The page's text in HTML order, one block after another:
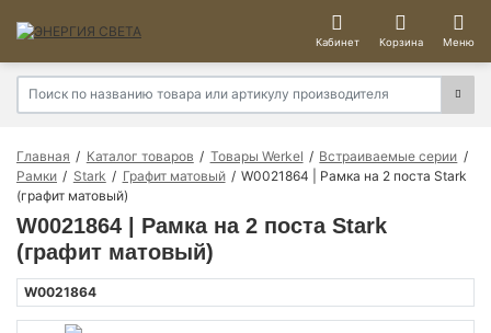
Кабинет Корзина Меню
Главная Каталог товаров Товары Werkel
Встраиваемые серии
Рамки
Stark Графит матовый
W0021864 | Рамка на 2 поста Stark
(графит матовый)
W0021864 | Рамка на 2 поста Stark
(графит матовый)
W0021864